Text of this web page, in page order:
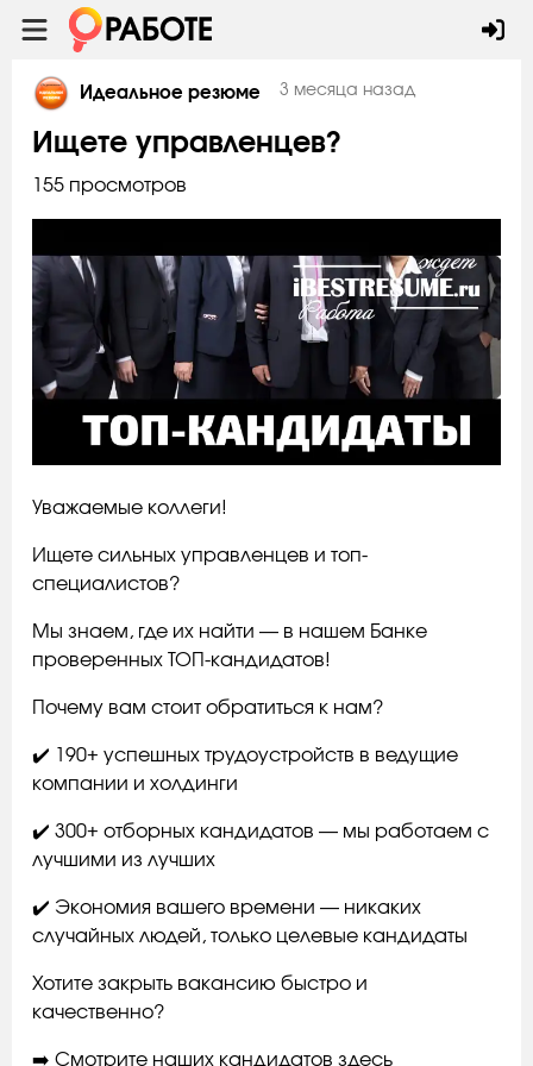
Идеальное резюме 3 месяца назад
Ищете управленцев?
155 просмотров
Уважаемые коллеги!
Ищете сильных управленцев и топ-
специалистов?
Мы знаем, где их найти — в нашем Банке
проверенных ТОП-кандидатов!
Почему вам стоит обратиться к нам?
✔️ 190+ успешных трудоустройств в ведущие
компании и холдинги
✔️ 300+ отборных кандидатов — мы работаем с
лучшими из лучших
✔️ Экономия вашего времени — никаких
случайных людей, только целевые кандидаты
Хотите закрыть вакансию быстро и
качественно?
➡️ Смотрите наших кандидатов здесь